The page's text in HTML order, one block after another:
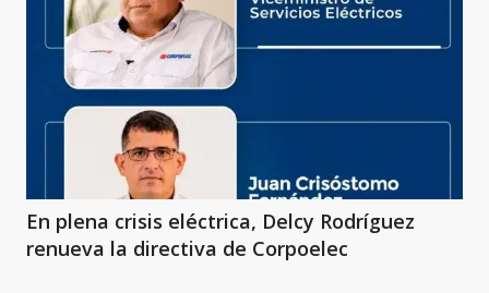
En plena crisis eléctrica, Delcy Rodríguez
renueva la directiva de Corpoelec